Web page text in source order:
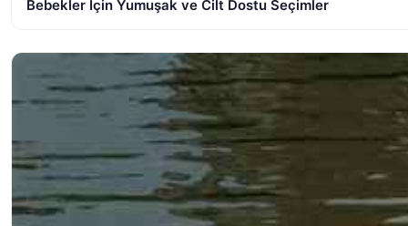
Bebekler İçin Yumuşak ve Cilt Dostu Seçimler